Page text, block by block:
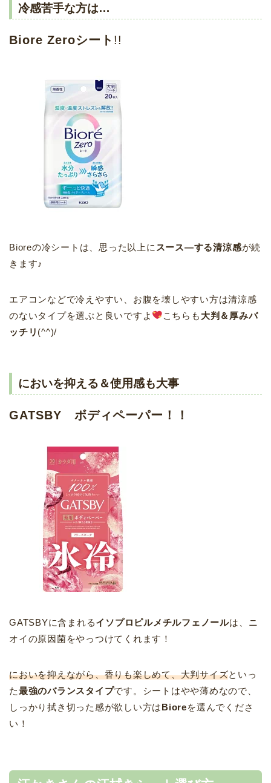
冷感苦手な方は…
Biore Zeroシート !!
Bioreの冷シートは、思った以上に スース―する清涼感が続
きます♪
エアコンなどで冷えやすい、お腹を壊しやすい方は清涼感
のないタイプを選ぶと良いですよ
こちらも 大判＆厚みバ
ッチリ (^^)/
においを抑える＆使用感も大事
GATSBY ボディペーパー！！
GATSBYに含まれるイソプロピルメチルフェノールは、ニ
オイの原因菌をやっつけてくれます！
においを抑えながら、香りも楽しめて、大判サイズといっ
た最強のバランスタイプです。シートはやや薄めなので、
しっかり拭き切った感が欲しい方はBioreを選んでくださ
い！